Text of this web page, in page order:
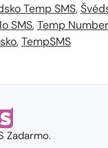
Temp SMS,
SMS,Temp
,TempSMS
Zadarmo.